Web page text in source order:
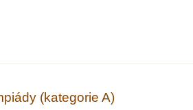
(kategorie A)